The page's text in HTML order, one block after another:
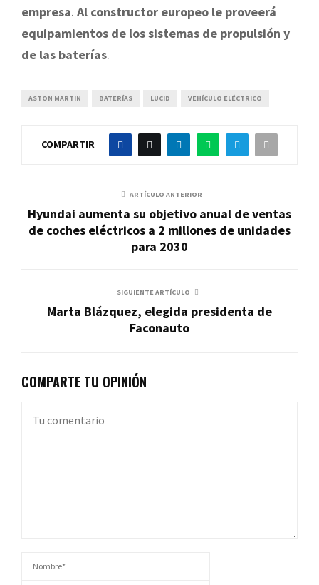
empresa. Al constructor europeo le proveerá
equipamientos de los sistemas de propulsión y
de las baterías.
ASTON MARTIN BATERÍAS LUCID VEHÍCULO ELÉCTRICO
COMPARTIR
ARTÍCULO ANTERIOR
Hyundai aumenta su objetivo anual de ventas
de coches eléctricos a 2 millones de unidades
para 2030
SIGUIENTE ARTÍCULO
Marta Blázquez, elegida presidenta de
Faconauto
COMPARTE TU OPINIÓN